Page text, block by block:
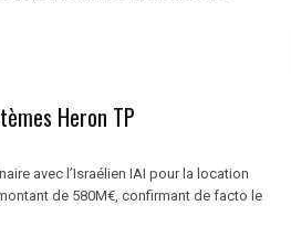
Heron TP
avec l’Israélien IAI pour la location
de 580M€, confirmant de facto le